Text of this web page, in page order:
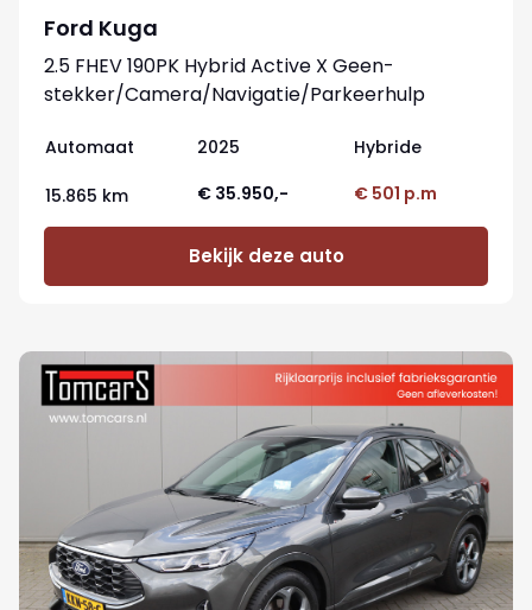
Ford Kuga
2.5 FHEV 190PK Hybrid Active X Geen-
stekker/Camera/Navigatie/Parkeerhulp
Automaat 2025 Hybride
15.865 km € 35.950,- € 501 p.m
Bekijk deze auto